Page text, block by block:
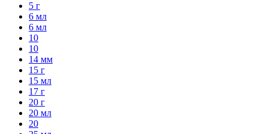
5 г
6 мл
6 мл
10
10
14 мм
15 г
15 мл
17 г
20 г
20 мл
20